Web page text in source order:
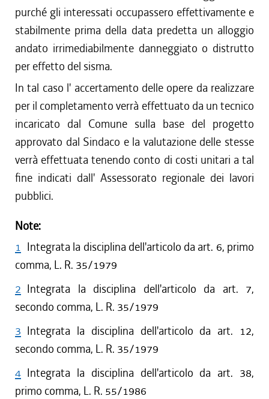
purché gli interessati occupassero effettivamente e
stabilmente prima della data predetta un alloggio
andato irrimediabilmente danneggiato o distrutto
per effetto del sisma.
In tal caso l' accertamento delle opere da realizzare
per il completamento verrà effettuato da un tecnico
incaricato dal Comune sulla base del progetto
approvato dal Sindaco e la valutazione delle stesse
verrà effettuata tenendo conto di costi unitari a tal
fine indicati dall' Assessorato regionale dei lavori
pubblici.
Note:
1 Integrata la disciplina dell'articolo da art. 6, primo
comma, L. R. 35/1979
2 Integrata la disciplina dell'articolo da art. 7,
secondo comma, L. R. 35/1979
3 Integrata la disciplina dell'articolo da art. 12,
secondo comma, L. R. 35/1979
4 Integrata la disciplina dell'articolo da art. 38,
primo comma, L. R. 55/1986